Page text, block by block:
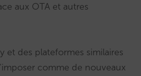
aux OTA et autres
et des plateformes similaires
comme de nouveaux